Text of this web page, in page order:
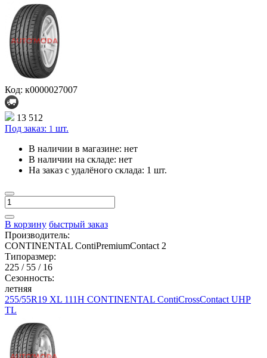
Код: к0000027007
13 512
Под заказ: 1 шт.
В наличии в магазине: нет
В наличии на складе: нет
На заказ с удалёного склада: 1 шт.
В корзину быстрый заказ
Производитель:
CONTINENTAL ContiPremiumContact 2
Типоразмер:
225 / 55 / 16
Сезонность:
летняя
255/55R19 XL 111H CONTINENTAL ContiCrossContact UHP
TL